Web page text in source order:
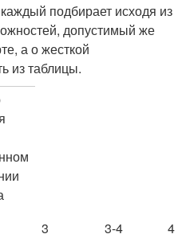
подбирает исходя из
допустимый же
а о жесткой
из таблицы.
3 3-4
4